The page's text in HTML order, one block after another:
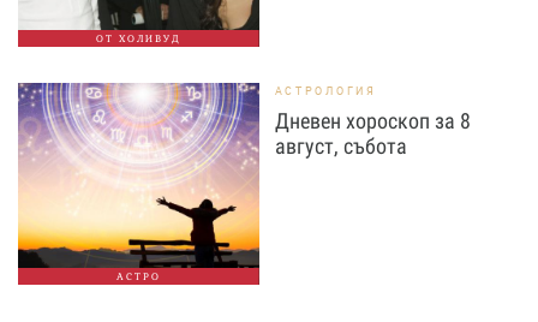
ОТ ХОЛИВУД
АСТРО
АСТРОЛОГИЯ
Дневен хороскоп за 8
август, събота